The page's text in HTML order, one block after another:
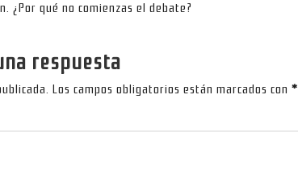
¿Por qué no comienzas el debate?
respuesta
Los campos obligatorios están marcados con*